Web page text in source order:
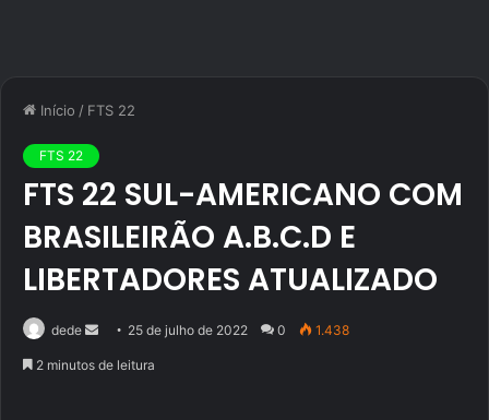
Início / FTS 22
FTS 22
FTS 22 SUL-AMERICANO COM
BRASILEIRÃO A.B.C.D E
LIBERTADORES ATUALIZADO
dede
Mande25 de julho de 2022 0 1.438
2 minutos de leitura